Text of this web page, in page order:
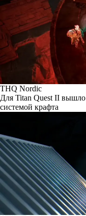
THQ Nordic
Для Titan Quest II
системой крафта